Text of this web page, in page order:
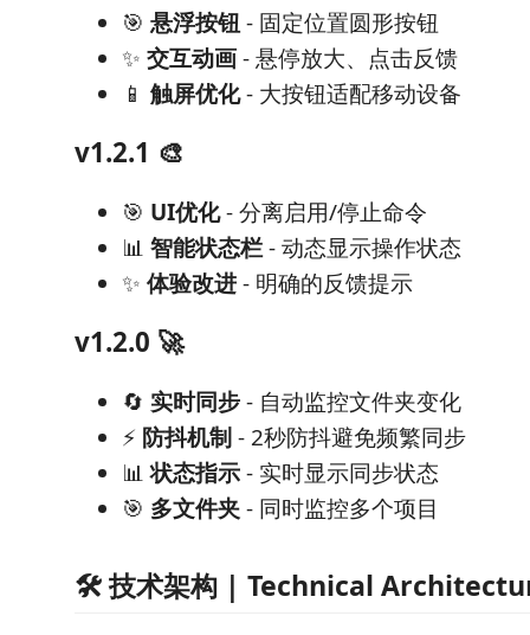
🎯 悬浮按钮- 固定位置圆形按钮
✨ 交互动画- 悬停放大、点击反馈
📱 触屏优化- 大按钮适配移动设备
v1.2.1 🎨
🎯 UI优化- 分离启用/停止命令
📊 智能状态栏- 动态显示操作状态
✨ 体验改进- 明确的反馈提示
v1.2.0 🚀
🔄 实时同步- 自动监控文件夹变化
⚡ 防抖机制- 2秒防抖避免频繁同步
📊状态指示- 实时显示同步状态
🎯 多文件夹- 同时监控多个项目
🛠️ 技术架构 | Technical